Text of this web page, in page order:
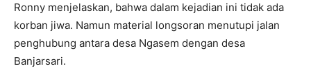
Ronny menjelaskan, bahwa dalam kejadian ini tidak ada
korban jiwa. Namun material longsoran menutupi jalan
penghubung antara desa Ngasem dengan desa
Banjarsari.